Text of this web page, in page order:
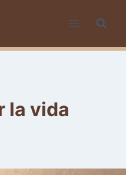
la vida